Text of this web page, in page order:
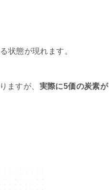
状態が現れます。
ますが、 実際に5価の炭素が